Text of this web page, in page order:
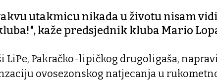
utakmicu nikada u životu nisam
kaže predsjednik kluba Mario
LiPe, Pakračko-lipičkog drugoligaša,
ovosezonskog natjecanja u